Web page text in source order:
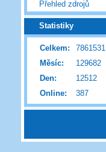
Přehled zdrojů
Statistiky
Online: 387
Celkem:
7861531
Měsíc:
129682
Den:
12512